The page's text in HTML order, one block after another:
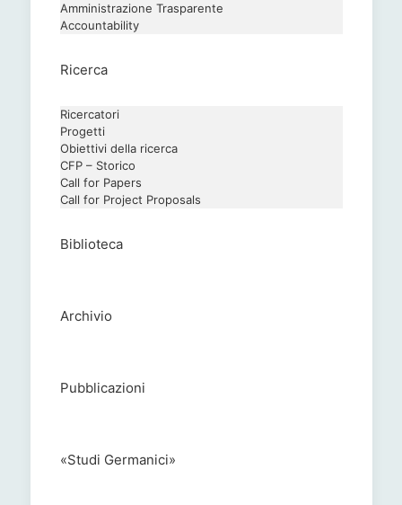
Amministrazione Trasparente
Accountability
Ricerca
Ricercatori
Progetti
Obiettivi della ricerca
CFP – Storico
Call for Papers
Call for Project Proposals
Biblioteca
Archivio
Pubblicazioni
«Studi Germanici»